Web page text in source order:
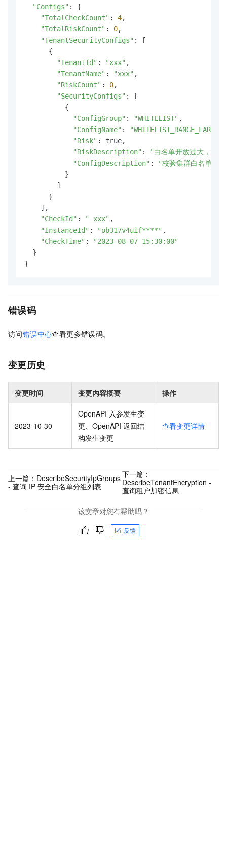
"Configs" : {
"TotalCheckCount" : 4,
"TotalRiskCount" : 0,
"TenantSecurityConfigs" : [
      {
"TenantId" : "xxx" ,
"TenantName" : "xxx" ,
"RiskCount" : 0,
"SecurityConfigs" : [
          {
"ConfigGroup" : "WHITELIST" ,
"ConfigName" : "WHITELIST_RANGE_LARGE"
"Risk" : true,
"RiskDescription" :
"白名单开放过大，建
"ConfigDescription" :
"校验集群白名单范
          }
        ]
      }
    ],
"CheckId" : " xxx" ,
"InstanceId" : "ob317v4uif****" ,
"CheckTime" :
"2023-08-07 15:30:00"
  }
}
错误码
访问错误中心查看更多错误码。
变更历史
变更时间 变更内容概要 操作
2023-10-30
OpenAPI 入参发生变
更、OpenAPI 返回结
构发生变更
查看变更详情
上一篇： DescribeSecurityIpGroups
- 查询 IP 安全白名单分组列表
下一篇：
DescribeTenantEncryption -
查询租户加密信息
该文章对您有帮助吗？
反馈